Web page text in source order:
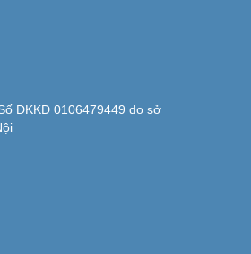
ĐKKD 0106479449 do sở